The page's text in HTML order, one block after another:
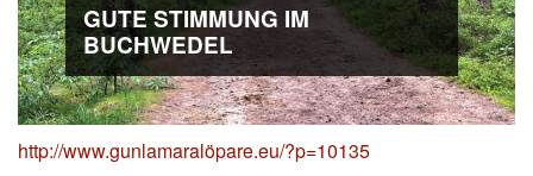
GUTE STIMMUNG IM
BUCHWEDEL
http://www.gunlamaralöpare.eu/?p=10135